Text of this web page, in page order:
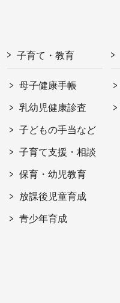
子育て・教育
母子健康手帳
乳幼児健康診査
子どもの手当など
子育て支援・相談
保育・幼児教育
放課後児童育成
青少年育成